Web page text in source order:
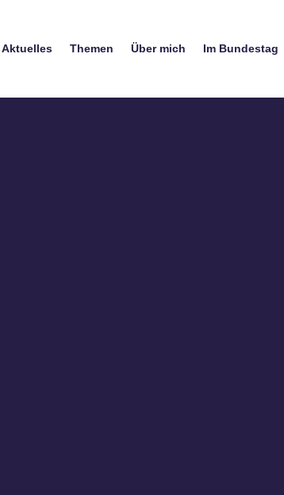
Aktuelles Themen Über mich Im Bundestag